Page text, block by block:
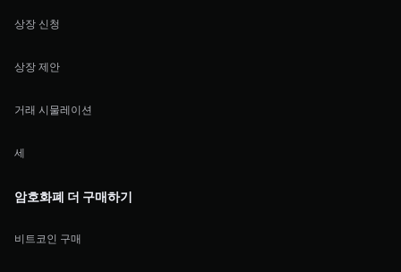
상장 신청
상장 제안
거래 시물레이션
세
암호화폐 더 구매하기
비트코인 구매